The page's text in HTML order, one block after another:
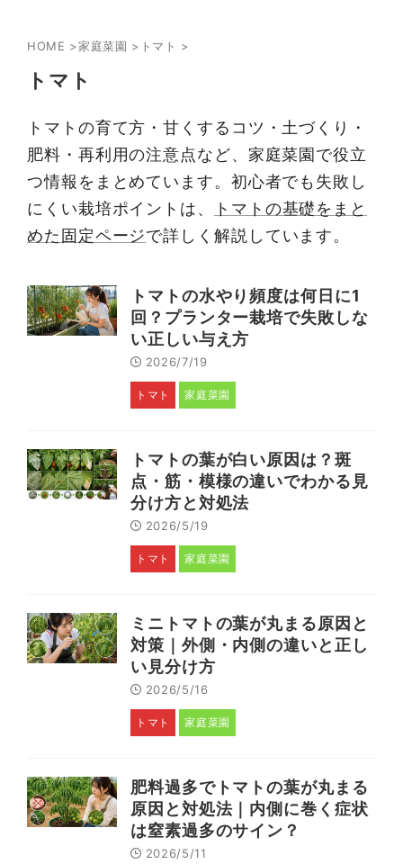
HOME >家庭菜園 > トマト >
トマト
トマトの育て方・甘くするコツ・土づくり・
肥料・再利用の注意点など、家庭菜園で役立
つ情報をまとめています。初心者でも失敗し
にくい栽培ポイントは、
トマトの基礎をまと
めた固定ページで詳しく解説しています。
トマトの水やり頻度は何日に1
回？プランター栽培で失敗しな
い正しい与え方
2026/7/19
トマト 家庭菜園
トマトの葉が白い原因は？斑
点・筋・模様の違いでわかる見
分け方と対処法
2026/5/19
トマト 家庭菜園
ミニトマトの葉が丸まる原因と
対策｜外側・内側の違いと正し
い見分け方
2026/5/16
トマト 家庭菜園
肥料過多でトマトの葉が丸まる
原因と対処法｜内側に巻く症状
は窒素過多のサイン？
2026/5/11